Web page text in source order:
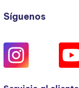
Síguenos